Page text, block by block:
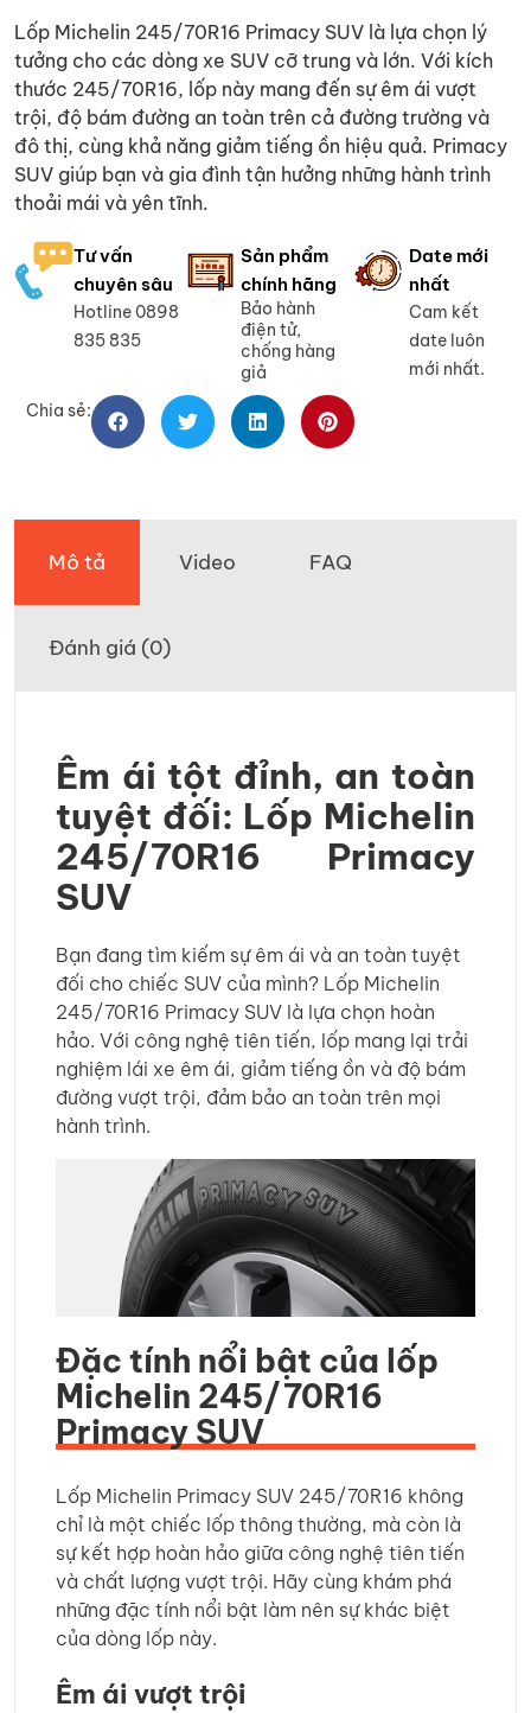
Lốp Michelin 245/70R16 Primacy SUV là lựa chọn lý
tưởng cho các dòng xe SUV cỡ trung và lớn. Với kích
thước 245/70R16, lốp này mang đến sự êm ái vượt
trội, độ bám đường an toàn trên cả đường trường và
đô thị, cùng khả năng giảm tiếng ồn hiệu quả. Primacy
SUV giúp bạn và gia đình tận hưởng những hành trình
thoải mái và yên tĩnh.
Tư vấn
chuyên sâu
Hotline 0898
835 835
Sản phẩm
chính hãng
Bảo hành
điện tử,
chống hàng
giả
Date mới
nhất
Cam kết
date luôn
mới nhất.
Chia sẻ:
Mô tả Video FAQ
Đánh giá (0)
Êm ái tột đỉnh, an toàn
tuyệt đối: Lốp Michelin
245/70R16 Primacy
SUV
Bạn đang tìm kiếm sự êm ái và an toàn tuyệt
đối cho chiếc SUV của mình? Lốp Michelin
245/70R16 Primacy SUV là lựa chọn hoàn
hảo. Với công nghệ tiên tiến, lốp mang lại trải
nghiệm lái xe êm ái, giảm tiếng ồn và độ bám
đường vượt trội, đảm bảo an toàn trên mọi
hành trình.
Đặc tính nổi bật của lốp
Michelin 245/70R16
Primacy SUV
Lốp Michelin Primacy SUV 245/70R16 không
chỉ là một chiếc lốp thông thường, mà còn là
sự kết hợp hoàn hảo giữa công nghệ tiên tiến
và chất lượng vượt trội. Hãy cùng khám phá
những đặc tính nổi bật làm nên sự khác biệt
của dòng lốp này.
Êm ái vượt trội